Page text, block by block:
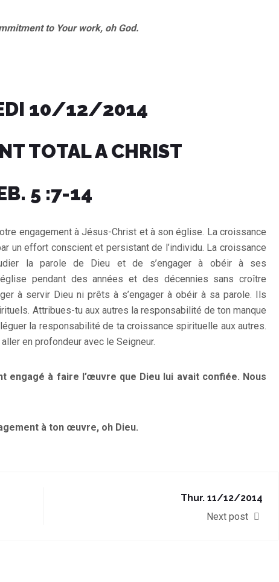
to Your work, oh God.
10/12/2014
TOTAL A CHRIST
5 :7-14
engagement à Jésus-Christ et à son église. La croissance
un effort conscient et persistant de l’individu. La croissance
la parole de Dieu et de s’engager à obéir à ses
pendant des années et des décennies sans croître
à servir Dieu ni prêts à s’engager à obéir à sa parole. Ils
Attribues-tu aux autres la responsabilité de ton manque
la responsabilité de ta croissance spirituelle aux autres.
en profondeur avec le Seigneur.
engagé à faire l’œuvre que Dieu lui avait confiée. Nous
à ton œuvre, oh Dieu.
Thur. 11/12/2014
Next post